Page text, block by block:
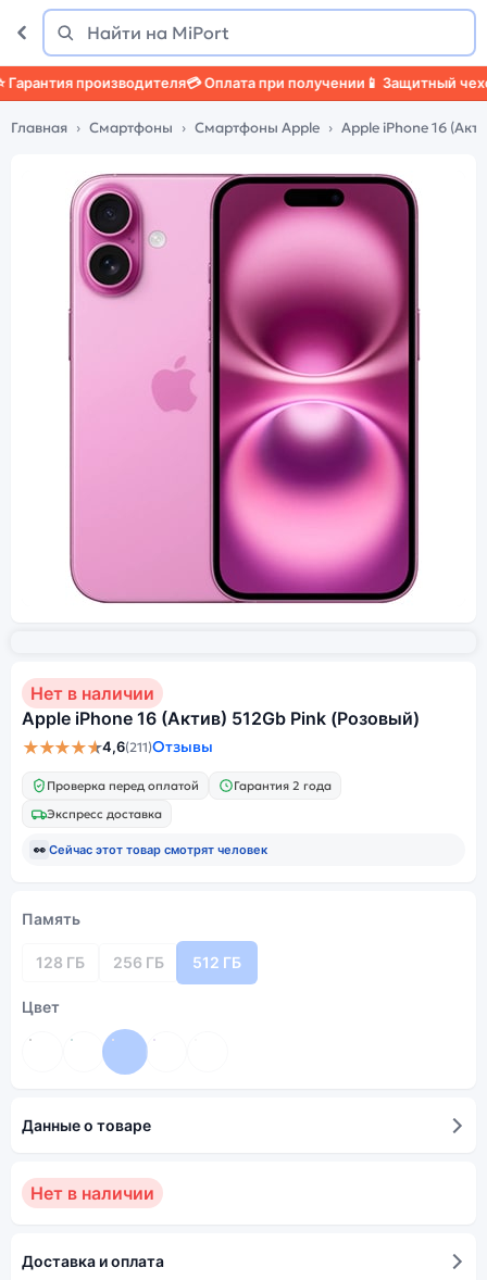
Поиск
Найти
производителя💳 Оплата при получении📱 Защитный чехол🛡️
Главная Смартфоны Смартфоны Apple Apple iPhone 16
Нет в наличии
Apple iPhone 16 (Актив) 512Gb Pink (Розовый)
★★★★★4,6(211)Отзывы
Проверка перед оплатой
Гарантия 2 года
Экспресс доставка
👀 Сейчас этот товар смотрят человек
Память
128 ГБ 256 ГБ 512 ГБ
Цвет
Данные о товаре
Нет в наличии
Доставка и оплата